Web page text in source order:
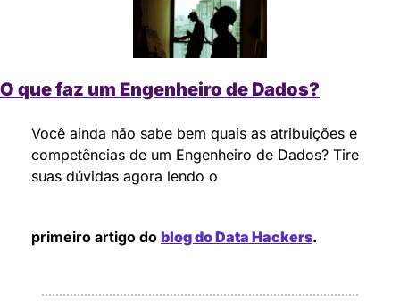
O que faz um Engenheiro de Dados?
Você ainda não sabe bem quais as atribuições e
competências de um Engenheiro de Dados? Tire
suas dúvidas agora lendo o
primeiro artigo do blog do Data Hackers.